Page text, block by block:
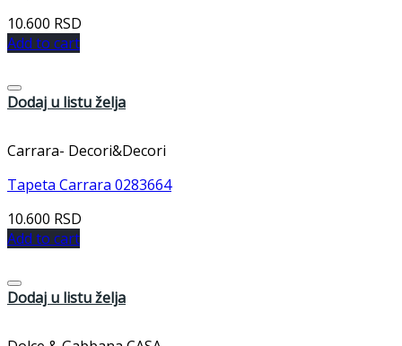
10.600 RSD
Add to cart
Dodaj u listu želja
Carrara- Decori&Decori
Tapeta Carrara 0283664
10.600 RSD
Add to cart
Dodaj u listu želja